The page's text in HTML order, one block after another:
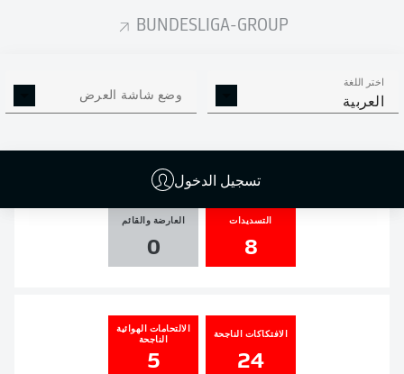
BUNDESLIGA-GROUP
اختر اللغة
العربية وضع شاشة العرض
تسجيل الدخول
إحصائيات موسم 2024/2025
الأهداف صناعة الأهداف ركلات الجزاء
ركلات الجزاء
التسديدات
8
العارضة والقائم
0
الافتكاكات الناجحة
24
الالتحامات الهوائية
الناجحة
5